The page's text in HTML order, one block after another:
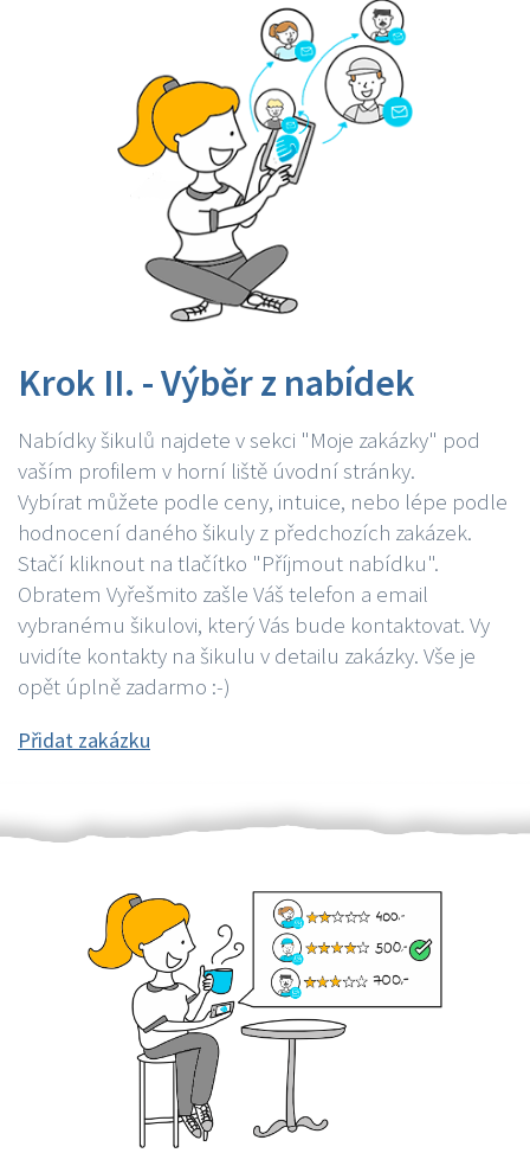
Krok II. - Výběr z nabídek
Nabídky šikulů najdete v sekci "Moje zakázky" pod
vaším profilem v horní liště úvodní stránky.
Vybírat můžete podle ceny, intuice, nebo lépe podle
hodnocení daného šikuly z předchozích zakázek.
Stačí kliknout na tlačítko "Příjmout nabídku".
Obratem Vyřešmito zašle Váš telefon a email
vybranému šikulovi, který Vás bude kontaktovat. Vy
uvidíte kontakty na šikulu v detailu zakázky. Vše je
opět úplně zadarmo :-)
Přidat zakázku